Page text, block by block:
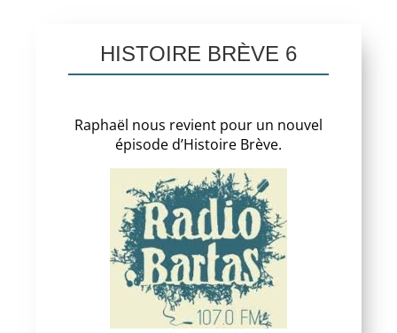
HISTOIRE BRÈVE 6
Raphaël nous revient pour un nouvel
épisode d’Histoire Brève.